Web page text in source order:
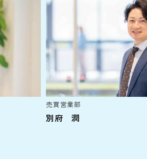
売買営業部
別府 潤